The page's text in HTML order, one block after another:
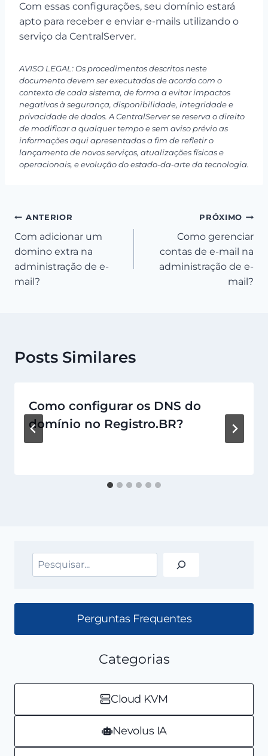
Com essas configurações, seu domínio estará
apto para receber e enviar e-mails utilizando o
serviço da CentralServer.
AVISO LEGAL: Os procedimentos descritos neste
documento devem ser executados de acordo com o
contexto de cada sistema, de forma a evitar impactos
negativos à segurança, disponibilidade, integridade e
privacidade de dados. A CentralServer se reserva o direito
de modificar a qualquer tempo e sem aviso prévio as
informações aqui apresentadas a fim de refletir o
lançamento de novos serviços, atualizações físicas e
operacionais, e evolução do estado-da-arte da tecnologia.
Navegação
de
Post
ANTERIOR
Com adicionar um
domino extra na
administração de e-
mail?
PRÓXIMO
Como gerenciar
contas de e-mail na
administração de e-
mail?
Posts Similares
Como configurar os DNS do
domínio no Registro.BR?
Pesquisar
Perguntas Frequentes
Categorias
Cloud KVM
Nevolus IA